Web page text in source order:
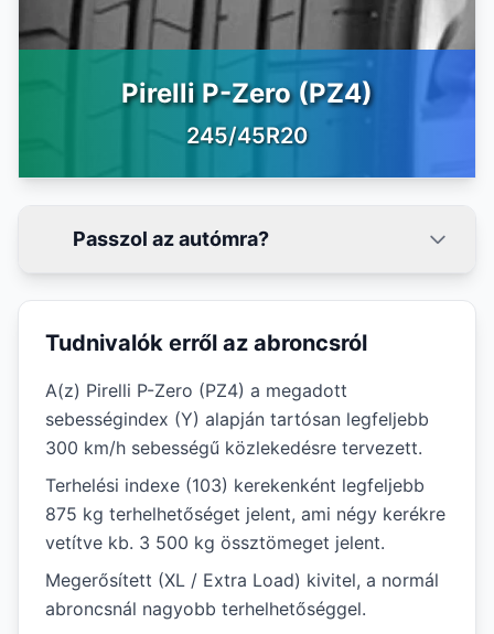
Pirelli P-Zero (PZ4)
245/45R20
Passzol az autómra?
Tudnivalók erről az abroncsról
A(z) Pirelli P-Zero (PZ4) a megadott
sebességindex (Y) alapján tartósan legfeljebb
300 km/h sebességű közlekedésre tervezett.
Terhelési indexe (103) kerekenként legfeljebb
875 kg terhelhetőséget jelent, ami négy kerékre
vetítve kb. 3 500 kg össztömeget jelent.
Megerősített (XL / Extra Load) kivitel, a normál
abroncsnál nagyobb terhelhetőséggel.